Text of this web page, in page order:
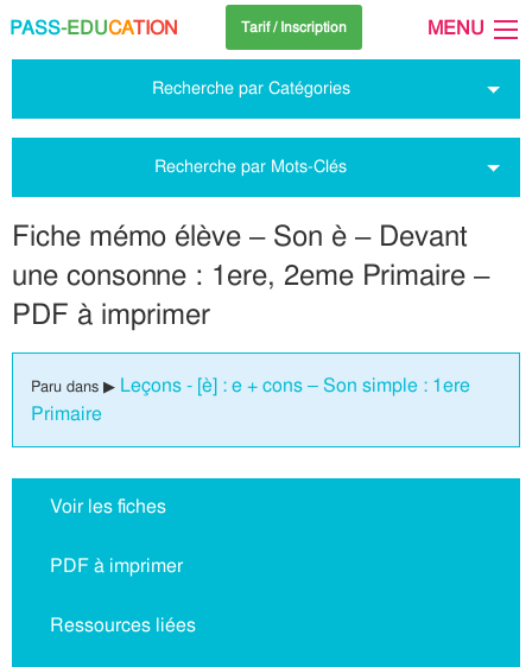
PASS-EDUCATION Tarif / Inscription MENU
Recherche par Catégories
Recherche par Mots-Clés
Fiche mémo élève – Son è – Devant
une consonne : 1ere, 2eme Primaire –
PDF à imprimer
Paru dans ▶ Leçons - [è] : e + cons – Son simple : 1ere
Primaire
Voir les fiches
PDF à imprimer
Ressources liées